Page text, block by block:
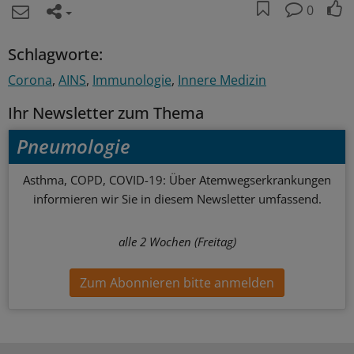
0
Schlagworte:
Corona AINS Immunologie Innere Medizin
Ihr Newsletter zum Thema
Pneumologie
Asthma, COPD, COVID-19: Über Atemwegserkrankungen
informieren wir Sie in diesem Newsletter umfassend.
alle 2 Wochen (Freitag)
Zum Abonnieren bitte anmelden